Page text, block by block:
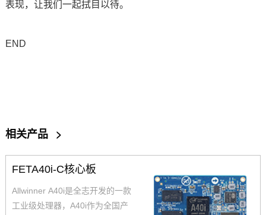
表现，让我们一起拭目以待。
END
相关产品 >
FETA40i-C核心板
Allwinner A40i是全志开发的一款
工业级处理器，A40i作为全国产